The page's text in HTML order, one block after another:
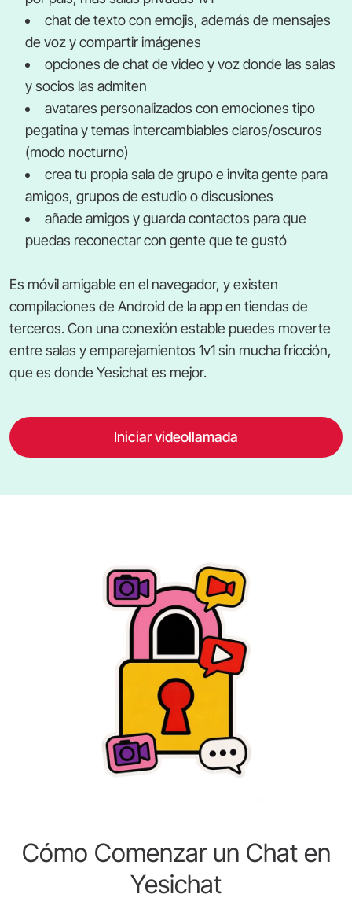
chat de texto con emojis, además de mensajes
de voz y compartir imágenes
opciones de chat de video y voz donde las salas
y socios las admiten
avatares personalizados con emociones tipo
pegatina y temas intercambiables claros/oscuros
(modo nocturno)
crea tu propia sala de grupo e invita gente para
amigos, grupos de estudio o discusiones
añade amigos y guarda contactos para que
puedas reconectar con gente que te gustó
Es móvil amigable en el navegador, y existen
compilaciones de Android de la app en tiendas de
terceros. Con una conexión estable puedes moverte
entre salas y emparejamientos 1v1 sin mucha fricción,
que es donde Yesichat es mejor.
Iniciar videollamada
Cómo Comenzar un Chat en
Yesichat